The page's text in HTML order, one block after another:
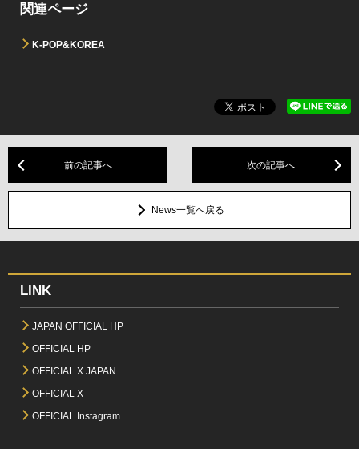
関連ページ
K-POP&KOREA
前の記事へ 次の記事へ
News一覧へ戻る
LINK
JAPAN OFFICIAL HP
OFFICIAL HP
OFFICIAL X JAPAN
OFFICIAL X
OFFICIAL Instagram